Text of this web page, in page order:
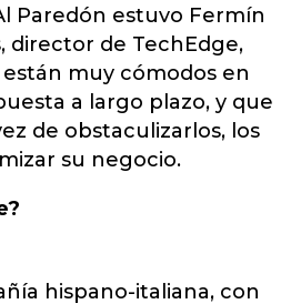
Paredón estuvo Fermín
director de TechEdge,
muy cómodos en
a largo plazo, y que
de obstaculizarlos, los
su negocio.
hispano-italiana, con